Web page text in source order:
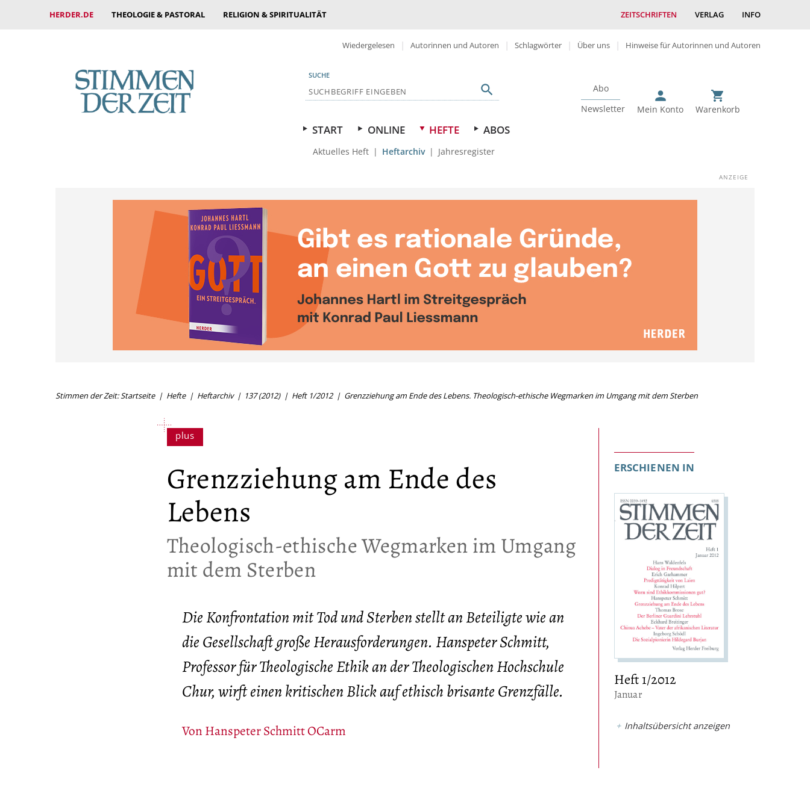
HERDER.DE THEOLOGIE & PASTORAL RELIGION & SPIRITUALITÄT ZEITSCHRIFTEN VERLAG INFO
Wiedergelesen Autorinnen und Autoren Schlagwörter Über uns Hinweise für Autorinnen und Autoren
SUCHE
Abo
Newsletter
Mein Konto Warenkorb
START ONLINE HEFTE ABOS
Aktuelles Heft Heftarchiv Jahresregister
Stimmen der Zeit: Startseite Hefte Heftarchiv 137 (2012) Heft 1/2012 Grenzziehung am Ende des Lebens. Theologisch-ethische Wegmarken im Umgang mit dem Sterben
Grenzziehung am Ende des
Lebens
:
Theologisch-ethische Wegmarken im Umgang
mit dem Sterben
Die Konfrontation mit Tod und Sterben stellt an Beteiligte wie an
die Gesellschaft große Herausforderungen. Hanspeter Schmitt,
Professor für Theologische Ethik an der Theologischen Hochschule
Chur, wirft einen kritischen Blick auf ethisch brisante Grenzfälle.
Von Hanspeter Schmitt OCarm
ERSCHIENEN IN
Heft 1/2012
:
Januar
Inhaltsübersicht anzeigen